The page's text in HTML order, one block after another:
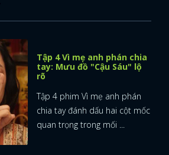
Tập 4 Vì mẹ anh phán chia
tay: Mưu đồ "Cậu Sáu" lộ
rõ
Tập 4 phim Vì mẹ anh phán
chia tay đánh dấu hai cột mốc
quan trọng trong mối ...